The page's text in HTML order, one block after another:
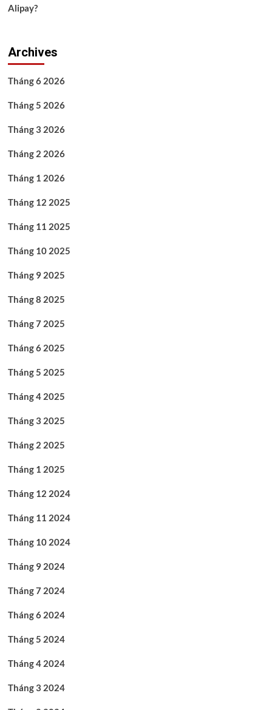
Alipay?
Archives
Tháng 6 2026
Tháng 5 2026
Tháng 3 2026
Tháng 2 2026
Tháng 1 2026
Tháng 12 2025
Tháng 11 2025
Tháng 10 2025
Tháng 9 2025
Tháng 8 2025
Tháng 7 2025
Tháng 6 2025
Tháng 5 2025
Tháng 4 2025
Tháng 3 2025
Tháng 2 2025
Tháng 1 2025
Tháng 12 2024
Tháng 11 2024
Tháng 10 2024
Tháng 9 2024
Tháng 7 2024
Tháng 6 2024
Tháng 5 2024
Tháng 4 2024
Tháng 3 2024